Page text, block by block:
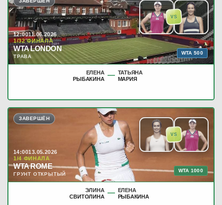
VS
12:0011.06.2026
1/32 ФИНАЛА
WTA LONDON
ТРАВА
WTA 500
ЕЛЕНА
РЫБАКИНА — ТАТЬЯНА
МАРИЯ
VS
ЗАВЕРШЁН
14:0013.05.2026
1/4 ФИНАЛА
WTA ROME
ГРУНТ ОТКРЫТЫЙ
WTA 1000
ЭЛИНА
СВИТОЛИНА — ЕЛЕНА
РЫБАКИНА